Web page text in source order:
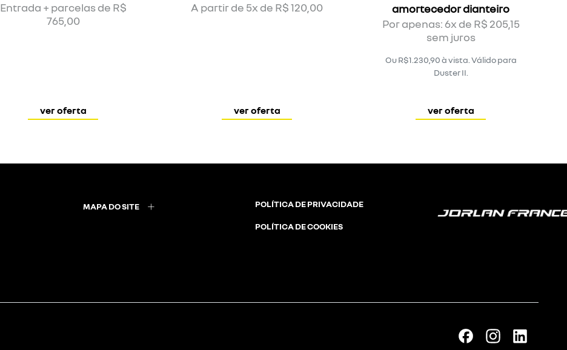
Entrada + parcelas de R$
765,00
ver oferta
A partir de 5x de R$ 120,00
ver oferta
amortecedor dianteiro
Por apenas: 6x de R$ 205,15
sem juros
Ou R$1.230,90 à vista. Válido para
Duster II.
ver oferta
MAPA DO SITE POLÍTICA DE PRIVACIDADE
POLÍTICA DE COOKIES